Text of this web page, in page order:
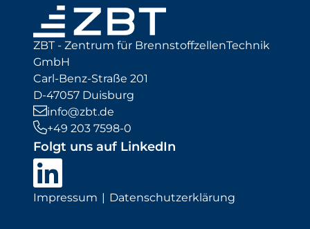
ZBT - Zentrum für BrennstoffzellenTechnik
GmbH
Carl-Benz-Straße 201
D-47057 Duisburg
info@zbt.de
+49 203 7598-0
Folgt uns auf LinkedIn
Impressum Datenschutzerklärung